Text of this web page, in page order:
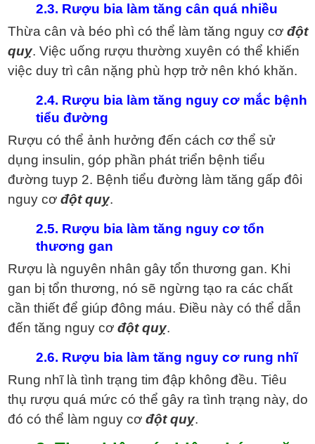
2.3. Rượu bia làm tăng cân quá nhiều
Thừa cân và béo phì có thể làm tăng nguy cơ đột
quỵ. Việc uống rượu thường xuyên có thể khiến
việc duy trì cân nặng phù hợp trở nên khó khăn.
2.4. Rượu bia làm tăng nguy cơ mắc bệnh
tiểu đường
Rượu có thể ảnh hưởng đến cách cơ thể sử
dụng insulin, góp phần phát triển bệnh tiểu
đường tuyp 2. Bệnh tiểu đường làm tăng gấp đôi
nguy cơ đột quỵ.
2.5. Rượu bia làm tăng nguy cơ tổn
thương gan
Rượu là nguyên nhân gây tổn thương gan. Khi
gan bị tổn thương, nó sẽ ngừng tạo ra các chất
cần thiết để giúp đông máu. Điều này có thể dẫn
đến tăng nguy cơ đột quỵ.
2.6. Rượu bia làm tăng nguy cơ rung nhĩ
Rung nhĩ là tình trạng tim đập không đều. Tiêu
thụ rượu quá mức có thể gây ra tình trạng này, do
đó có thể làm nguy cơ đột quỵ.